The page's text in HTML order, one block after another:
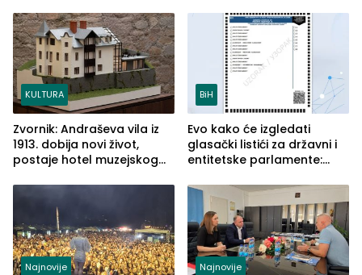
služba građanima
KULTURA
Zvornik: Andraševa vila iz
1913. dobija novi život,
postaje hotel muzejskog
BiH
Evo kako će izgledati
glasački listići za državni i
entitetske parlamente:
vidljive na njima
Najnovije Najnovije